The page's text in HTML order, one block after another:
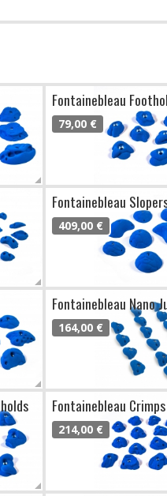
Fontainebleau
79,00 €
Fontainebleau
409,00 €
Fontainebleau Nano
164,00 €
Fontainebleau Crimps
214,00 €